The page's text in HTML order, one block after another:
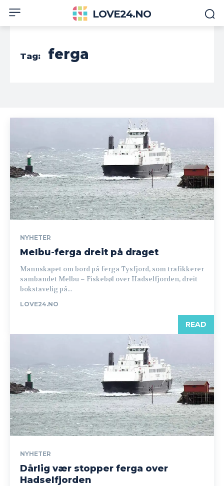
LOVE24.NO
Tag: ferga
NYHETER
Melbu-ferga dreit på draget
Mannskapet om bord på ferga Tysfjord, som trafikkerer
sambandet Melbu – Fiskebøl over Hadselfjorden, dreit
bokstavelig på...
LOVE24.NO
READ
NYHETER
Dårlig vær stopper ferga over
Hadselfjorden